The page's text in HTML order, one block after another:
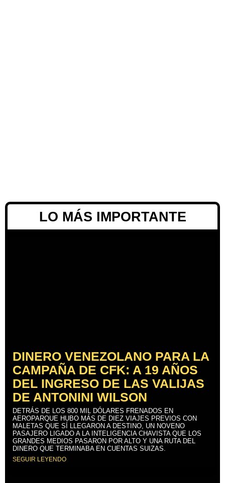
LO MÁS IMPORTANTE
DINERO VENEZOLANO PARA LA
CAMPAÑA DE CFK: A 19 AÑOS
DEL INGRESO DE LAS VALIJAS
DE ANTONINI WILSON
DETRÁS DE LOS 800 MIL DÓLARES FRENADOS EN
AEROPARQUE HUBO MÁS DE DIEZ VIAJES PREVIOS CON
MALETAS QUE SÍ LLEGARON A DESTINO, UN NOVENO
PASAJERO LIGADO A LA INTELIGENCIA CHAVISTA QUE LOS
GRANDES MEDIOS PASARON POR ALTO Y UNA RUTA DEL
DINERO QUE TERMINABA EN CUENTAS SUIZAS.
SEGUIR LEYENDO